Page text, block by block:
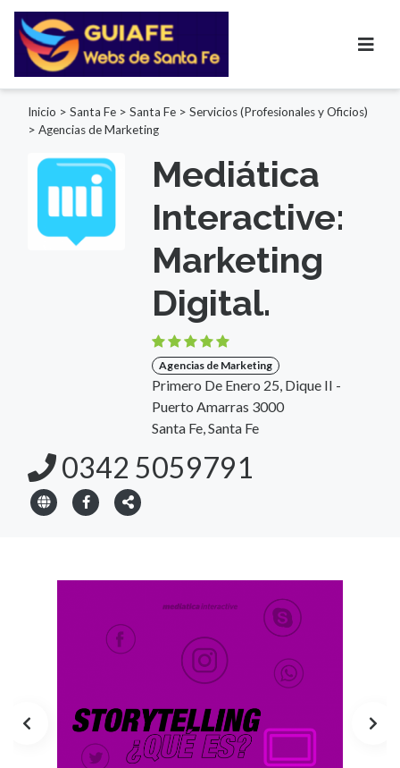
Inicio > Santa Fe > Santa Fe > Servicios (Profesionales y Oficios)
> Agencias de Marketing
Mediática
Interactive:
Marketing
Digital.
Agencias de Marketing
Primero De Enero 25, Dique II -
Puerto Amarras 3000
Santa Fe, Santa Fe
0342 5059791